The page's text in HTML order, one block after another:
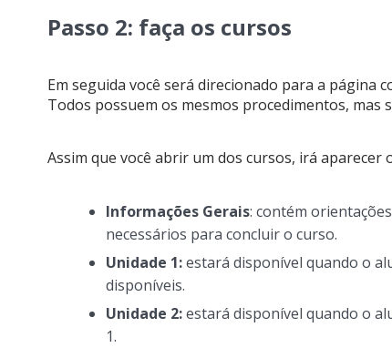
Passo 2: faça os cursos
Em seguida você será direcionado para a página
Todos possuem os mesmos procedimentos, mas
Assim que você abrir um dos cursos, irá
Informações Gerais: contém
necessários para concluir o curso.
Unidade 1:estará disponível quando o
disponíveis.
Unidade 2:estará disponível quando o
1.